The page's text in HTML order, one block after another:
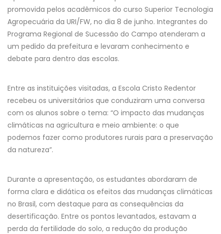
promovida pelos acadêmicos do curso Superior Tecnologia
Agropecuária da URI/FW, no dia 8 de junho. Integrantes do
Programa Regional de Sucessão do Campo atenderam a
um pedido da prefeitura e levaram conhecimento e
debate para dentro das escolas.
Entre as instituições visitadas, a Escola Cristo Redentor
recebeu os universitários que conduziram uma conversa
com os alunos sobre o tema: “O impacto das mudanças
climáticas na agricultura e meio ambiente: o que
podemos fazer como produtores rurais para a preservação
da natureza”.
Durante a apresentação, os estudantes abordaram de
forma clara e didática os efeitos das mudanças climáticas
no Brasil, com destaque para as consequências da
desertificação. Entre os pontos levantados, estavam a
perda da fertilidade do solo, a redução da produção